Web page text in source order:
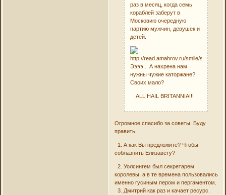
раз в месяц, когда семь
кораблей заберут в
Московию очередную
партию мужчин, девушек и
детей.
Ээээ... А нахрена нам
нужны чужие каторжане?
Своих мало?
ALL HAIL BRITANNIA!!!
Огромное спасибо за советы. Буду
править.
1. А как Вы предложите? Чтобы
соблазнить Елизавету?
2. Уолсингем был секретарем
королевы, а в те времена пользовались
именно гусиным пером и пергаментом.
3. Дмитрий как раз и качает ресурс.